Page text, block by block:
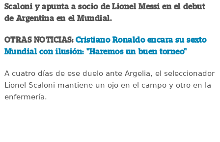
Scaloni y apunta a socio de Lionel Messi en el debut
de Argentina en el Mundial.
OTRAS NOTICIAS: Cristiano Ronaldo encara su sexto
Mundial con ilusión: "Haremos un buen torneo"
A cuatro días de ese duelo ante Argelia, el seleccionador
Lionel Scaloni mantiene un ojo en el campo y otro en la
enfermería.